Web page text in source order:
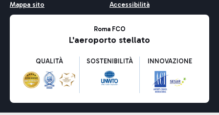
Mappa sito
Accessibilità
Roma FCO
L'aeroporto stellato
QUALITÀ SOSTENIBILITÀ INNOVAZIONE